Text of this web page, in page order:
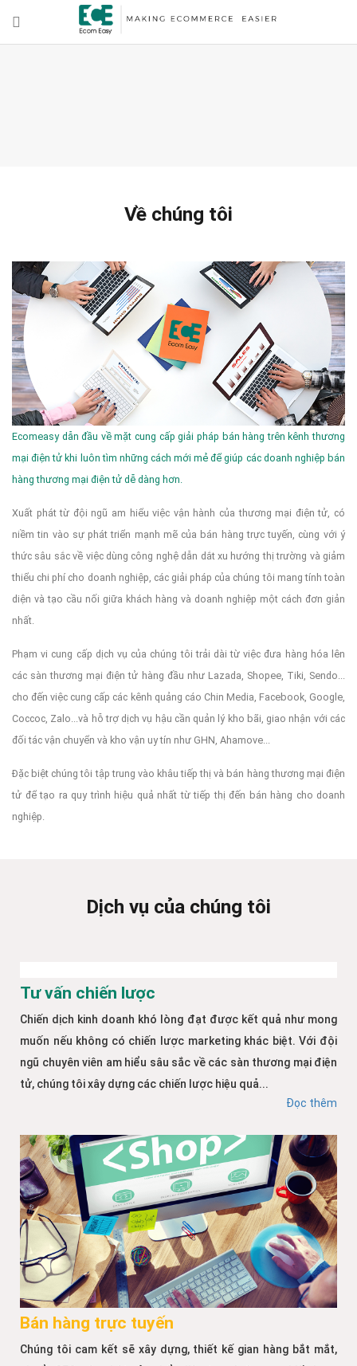
Về chúng tôi
Ecomeasy dẫn đầu về mặt cung cấp giải pháp bán hàng trên kênh thương
mại điện tử khi luôn tìm những cách mới mẻ để giúp các doanh nghiệp bán
hàng thương mại điện tử dễ dàng hơn.
Xuất phát từ đội ngũ am hiểu việc vận hành của thương mại điện tử, có
niềm tin vào sự phát triển mạnh mẽ của bán hàng trực tuyến, cùng với ý
thức sâu sắc về việc dùng công nghệ dẫn dắt xu hướng thị trường và giảm
thiểu chi phí cho doanh nghiệp, các giải pháp của chúng tôi mang tính toàn
diện và tạo cầu nối giữa khách hàng và doanh nghiệp một cách đơn giản
nhất.
Phạm vi cung cấp dịch vụ của chúng tôi trải dài từ việc đưa hàng hóa lên
các sàn thương mại điện tử hàng đầu như Lazada, Shopee, Tiki, Sendo...
cho đến việc cung cấp các kênh quảng cáo Chin Media, Facebook, Google,
Coccoc, Zalo...và hỗ trợ dịch vụ hậu cần quản lý kho bãi, giao nhận với các
đối tác vận chuyển và kho vận uy tín như GHN, Ahamove...
Đặc biệt chúng tôi tập trung vào khâu tiếp thị và bán hàng thương mại điện
tử để tạo ra quy trình hiệu quả nhất từ tiếp thị đến bán hàng cho doanh
nghiệp.
Dịch vụ của chúng tôi
Tư vấn chiến lược
Chiến dịch kinh doanh khó lòng đạt được kết quả như mong
muốn nếu không có chiến lược marketing khác biệt. Với đội
ngũ chuyên viên am hiểu sâu sắc về các sàn thương mại điện
tử, chúng tôi xây dựng các chiến lược hiệu quả...
Đọc thêm
Bán hàng trực tuyến
Chúng tôi cam kết sẽ xây dựng, thiết kế gian hàng bắt mắt,